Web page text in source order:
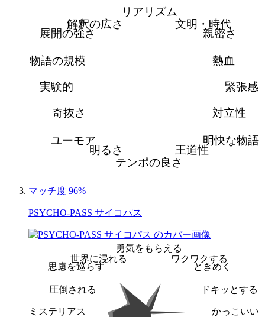
リアリズム
文明・時代
親密さ
熱血
緊張感
対立性
明快な物語
王道性
テンポの良さ
明るさ
ユーモア
奇抜さ
実験的
物語の規模
展開の強さ
解釈の広さ
マッチ度 96%
PSYCHO-PASS サイコパス
勇気をもらえる
ワクワクする
ときめく
ドキッとする
かっこいい
ミステリアス
圧倒される
思慮を巡らす
世界に浸れる